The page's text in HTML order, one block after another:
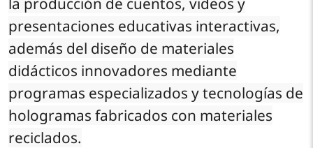
presentaciones educativas interactivas,
además del diseño de materiales
didácticos innovadores mediante
programas especializados y tecnologías de
hologramas fabricados con materiales
reciclados.